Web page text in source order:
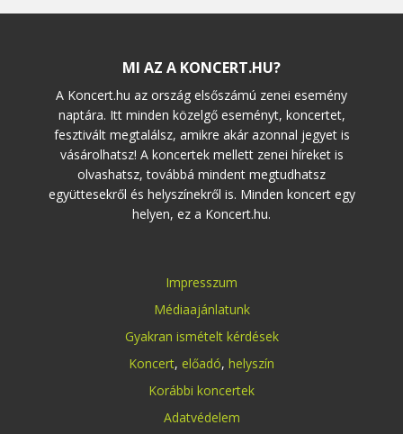
MI AZ A KONCERT.HU?
A Koncert.hu az ország elsőszámú zenei esemény
naptára. Itt minden közelgő eseményt, koncertet,
fesztivált megtalálsz, amikre akár azonnal jegyet is
vásárolhatsz! A koncertek mellett zenei híreket is
olvashatsz, továbbá mindent megtudhatsz
együttesekről és helyszínekről is. Minden koncert egy
helyen, ez a Koncert.hu.
Impresszum
Médiaajánlatunk
Gyakran ismételt kérdések
Koncert, előadó, helyszín
Korábbi koncertek
Adatvédelem